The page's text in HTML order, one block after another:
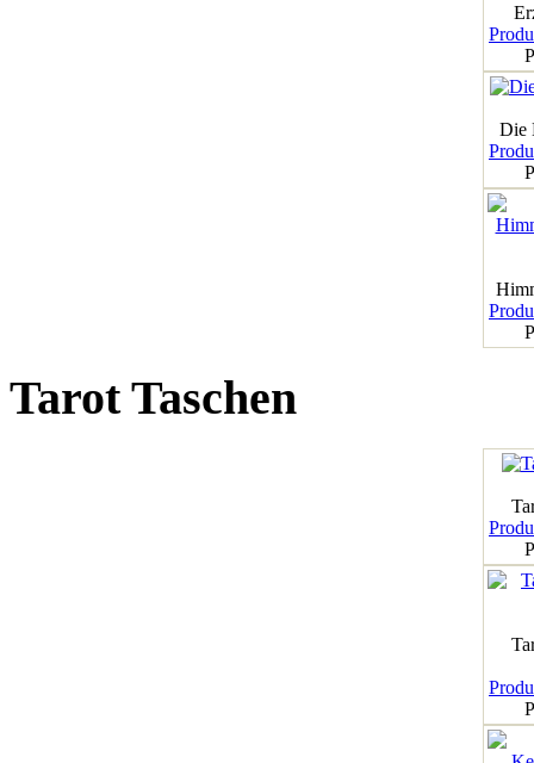
Die
Tarot Taschen